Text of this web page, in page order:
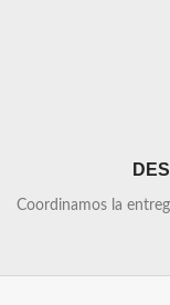
Coordinamos la